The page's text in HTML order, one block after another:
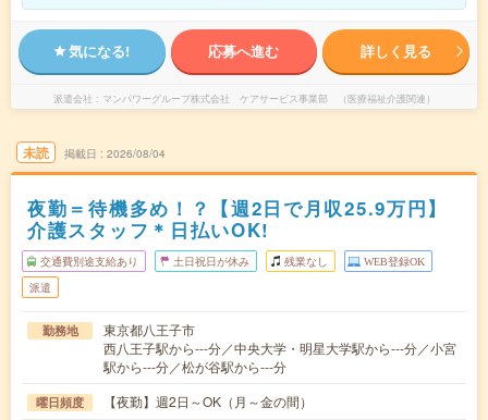
気になる! 応募へ進む 詳しく見る
派遣会社 マンパワーグループ株式会社 ケアサービス事業部 （医療福祉介護関連）
未読 掲載日 2026/08/04
夜勤＝待機多め！？【週2日で月収25.9万円】
介護スタッフ＊日払いOK!
交通費別途支給あり 土日祝日が休み 残業なし WEB登録OK
派遣
勤務地
東京都八王子市
西八王子駅から---分／中央大学・明星大学駅から---分／小宮
駅から---分／松が谷駅から---分
曜日頻度 【夜勤】週2日～OK（月～金の間）